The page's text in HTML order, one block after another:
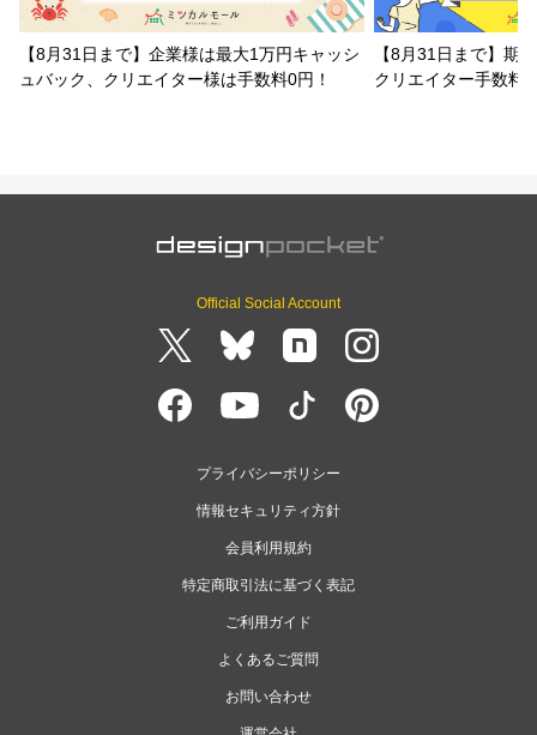
【8月31日まで】企業様は最大1万円キャッシ
ュバック、クリエイター様は手数料0円！
【8月31日まで】期
クリエイター手数料
Official Social Account
プライバシーポリシー
情報セキュリティ方針
会員利用規約
特定商取引法に基づく表記
ご利用ガイド
よくあるご質問
お問い合わせ